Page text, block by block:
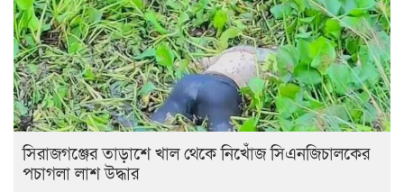
সিরাজগঞ্জের তাড়াশে খাল থেকে নিখোঁজ সিএনজিচালকের
পচাগলা লাশ উদ্ধার